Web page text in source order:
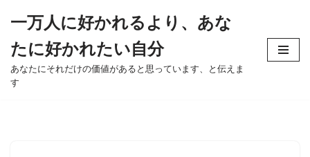
to
content
一万人に好かれるより、あな
たに好かれたい自分
あなたにそれだけの価値があると思っています、と伝えま
す